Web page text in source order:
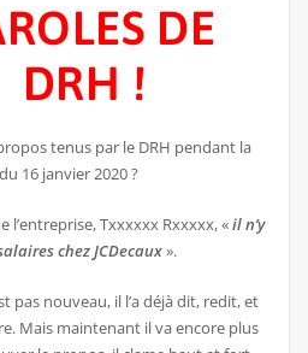
DE
DRH !
tenus par le DRH pendant la
16 janvier 2020 ?
l’entreprise, Txxxxxx Rxxxxx, «il n’y
chez JCDecaux».
pas nouveau, il l’a déjà dit, redit, et
Mais maintenant il va encore plus